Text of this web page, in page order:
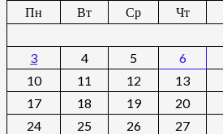
Пн
Вт Ср Чт
3
4 5 6
10
11 12 13
17
18 19 20
24
25 26 27